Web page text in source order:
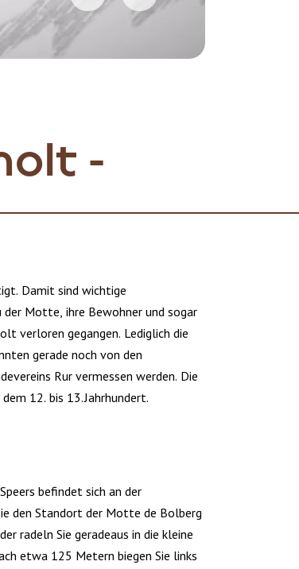
-
Damit sind wichtige
Motte, ihre Bewohner und sogar
verloren gegangen. Lediglich die
gerade noch von den
Rur vermessen werden. Die
12. bis 13. Jahrhundert.
befindet sich an der
den Standort der Motte de Bolberg
radeln Sie geradeaus in die kleine
etwa 125 Metern biegen Sie links